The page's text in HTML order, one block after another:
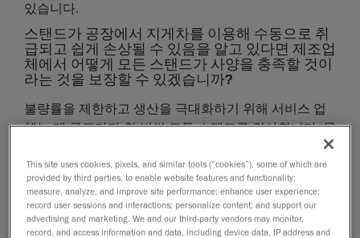
있습니다.
스탠드가 공장에서 지게차를 이용해 수동으로 취
급되고 쉽게 손상될 수 있음을 알고 있다면 제조업
체에서 어떻게 모든 스탠드가 사양을 충족할 것이
라는 것을 보장할 수 있겠습니까?
불량률을 제한하고 생산을 극대화하기 위해 서비스 업
체는 매 루프마다 한 번씩 모든 스탠드를 검사합니다. 문
제가 감지되면 자동화된 라인이 잘못된 스키드를 선별
해 내야 하므로 생산 워크플로에 영향을 미칩니다. 결함
이 감지되면 수리를 수행해야 합니다. 측정 솔루션이 녹
색 신호를 켜기 전에는 스탠드가 공장 밖으로 나가서는
안됩니다.
This site uses cookies, pixels, and similar tools (“cookies”), some of which are
provided by third parties, to enable website features and functionality;
measure, analyze, and improve site performance; enhance user experience;
record user sessions and interactions; personalize content; and support our
advertising and marketing. We and our third-party vendors may monitor,
record, and access information and data, including device data, IP address and